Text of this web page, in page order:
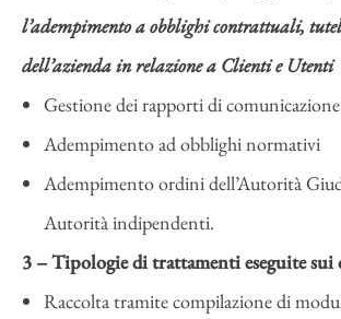
l’adempimento a obblighi contrattuali,
dell’azienda in relazione a Clienti e Utenti
Gestione dei rapporti di
Adempimento ad obblighi normativi
Adempimento ordini dell’Autorità
Autorità indipendenti.
3 – Tipologie di trattamenti eseguite sui
Raccolta tramite compilazione di